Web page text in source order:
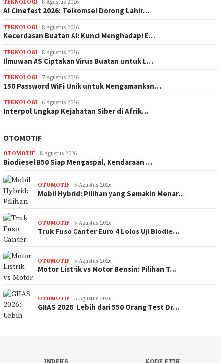
TEKNOLOGI 8 Agustus 2026
AI Cinefest 2026: Telkomsel Dorong Lahir…
TEKNOLOGI 8 Agustus 2026
Kecerdasan Buatan AI: Kunci Menghadapi E…
TEKNOLOGI 8 Agustus 2026
Ilmuwan AS Ciptakan Virus Buatan untuk L…
TEKNOLOGI 7 Agustus 2026
150 Password WiFi Unik untuk Mengamankan…
TEKNOLOGI 6 Agustus 2026
Interpol Ungkap Kejahatan Siber di Afrik…
OTOMOTIF
OTOMOTIF 8 Agustus 2026
Biodiesel B50 Siap Mengaspal, Kendaraan …
OTOMOTIF 5 Agustus 2026
Mobil Hybrid: Pilihan yang Semakin Menar…
OTOMOTIF 5 Agustus 2026
Truk Fuso Canter Euro 4 Lolos Uji Biodie…
OTOMOTIF 5 Agustus 2026
Motor Listrik vs Motor Bensin: Pilihan T…
OTOMOTIF 5 Agustus 2026
GIIAS 2026: Lebih dari 550 Orang Test Dr…